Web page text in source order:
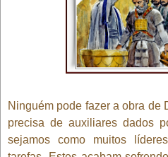
Ninguém pode fazer a obra de
precisa de auxiliares dados
sejamos como muitos